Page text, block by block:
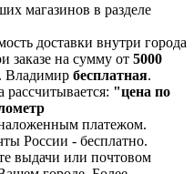
магазинов в разделе
доставки внутри города
заказе на сумму от 5000
Владимир бесплатная.
рассчитывается: "цена по
платежом.
России - бесплатно.
выдачи или почтовом